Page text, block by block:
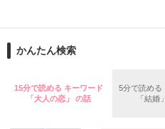
2026.6.5～2026.7.25
＊以前、公開していた話の改稿
ションの企画戦略室で働いてい
めた、同期で恋人の石垣守（26
いた。
守と由羅から『便利屋雛子』と
かんたん検索
15分で読める キーワード
「大人の恋」 の話
5分で読める
「結婚